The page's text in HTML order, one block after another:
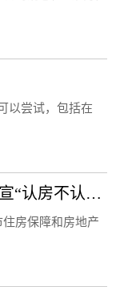
以尝试，包括在
宅男财经｜严跃进：郑州率先官宣“认房不认贷”，影响多大？
住房保障和房地产